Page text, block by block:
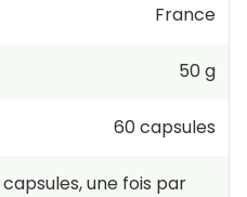
France
50 g
60capsules
capsules,une fois par